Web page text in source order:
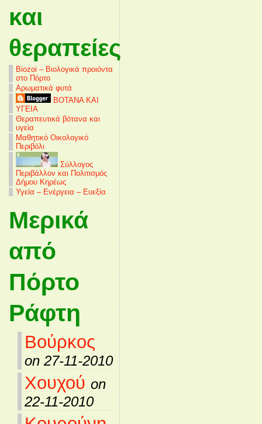
και
θεραπείες
Biozoi – Βιολογικά προιόντα
στο Πόρτο
Αρωματικά φυτά
ΒΟΤΑΝΑ ΚΑΙ
ΥΓΕΙΑ
Θεραπευτικά βότανα και
υγεία
Μαθητικό Οικολογικό
Περιβόλι
Σύλλογος
Περιβάλλον και Πολιτισμός
Δήμου Κηρέως
Υγεία – Ενέργεια – Ευεξία
Μερικά
από
Πόρτο
Ράφτη
Βούρκος
on 27-11-2010
Χουχού on
22-11-2010